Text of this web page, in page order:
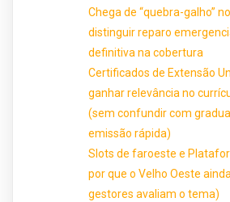
Chega de “quebra-galho”
distinguir reparo
definitiva na cobertura
Certificados de Extensão
ganhar relevância no
(sem confundir com
emissão rápida)
Slots de faroeste e
por que o Velho Oeste
gestores avaliam o tema)